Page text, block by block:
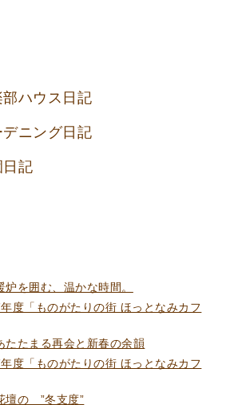
ハウス日記
ニング日記
日記
を囲む、温かな時間。
年度「ものがたりの街 ほっとなみカフ
たたまる再会と新春の余韻
年度「ものがたりの街 ほっとなみカフ
壇の ”冬支度”